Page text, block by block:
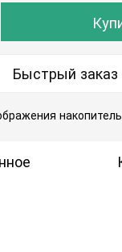
Быстрый заказ